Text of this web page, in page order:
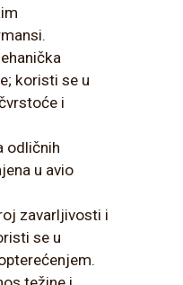
koristi se u
i
odličnih
u avio
zavarljivosti i
se u